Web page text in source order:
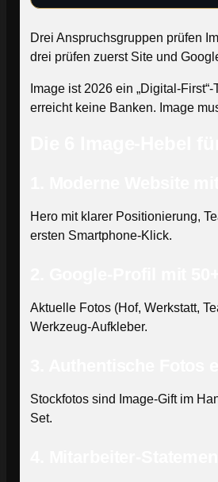
Drei Anspruchsgruppen prüfen
drei prüfen zuerst Site und
Image ist 2026 ein „Digital-
erreicht keine Banken. Image
Hero mit klarer Positionierung,
ersten Smartphone-Klick.
Aktuelle Fotos (Hof, Werkstatt,
Werkzeug-Aufkleber.
Stockfotos sind Image-Gift im
Set.